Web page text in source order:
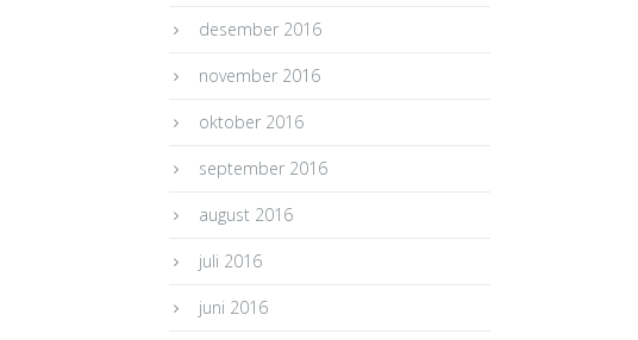
desember 2016
november 2016
oktober 2016
september 2016
august 2016
juli 2016
juni 2016